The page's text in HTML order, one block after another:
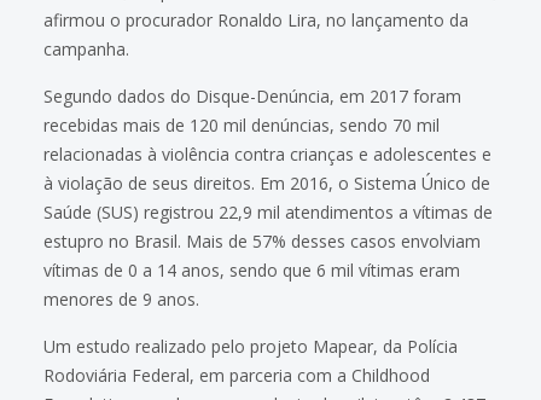
afirmou o procurador Ronaldo Lira, no lançamento da
campanha.
Segundo dados do Disque-Denúncia, em 2017 foram
recebidas mais de 120 mil denúncias, sendo 70 mil
relacionadas à violência contra crianças e adolescentes e
à violação de seus direitos. Em 2016, o Sistema Único de
Saúde (SUS) registrou 22,9 mil atendimentos a vítimas de
estupro no Brasil. Mais de 57% desses casos envolviam
vítimas de 0 a 14 anos, sendo que 6 mil vítimas eram
menores de 9 anos.
Um estudo realizado pelo projeto Mapear, da Polícia
Rodoviária Federal, em parceria com a Childhood